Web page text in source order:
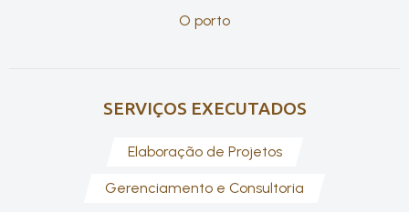
O porto
SERVIÇOS EXECUTADOS
Elaboração de Projetos
Gerenciamento e Consultoria